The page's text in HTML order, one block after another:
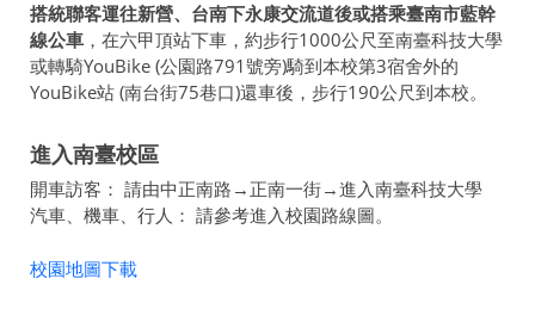
搭統聯客運往新營、台南下永康交流道後或搭乘臺南市藍幹
線公車 ，在六甲頂站下車，約步行1000公尺至南臺科技大學
或轉騎YouBike (公園路791號旁)騎到本校第3宿舍外的
YouBike站 (南台街75巷口)還車後，步行190公尺到本校。
進入南臺校區
開車訪客： 請由中正南路→正南一街→進入南臺科技大學
汽車、機車、行人： 請參考進入校園路線圖。
校園地圖下載